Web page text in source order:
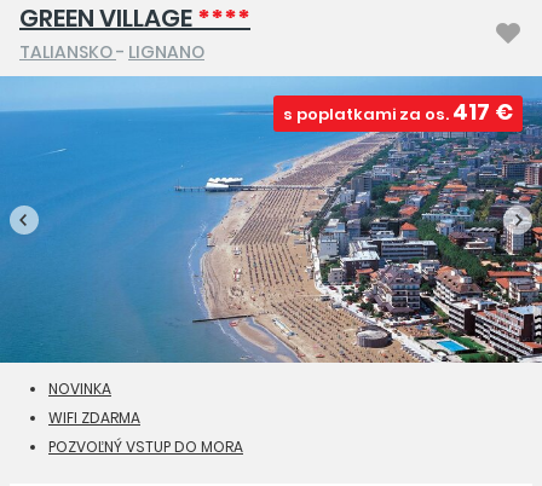
GREEN VILLAGE****
TALIANSKO- LIGNANO
s poplatkami za os. 417 €
NOVINKA
WIFI ZDARMA
POZVOĽNÝ VSTUP DO MORA